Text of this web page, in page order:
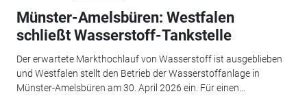
Münster-Amelsbüren: Westfalen
schließt Wasserstoff-Tankstelle
Der erwartete Markthochlauf von Wasserstoff ist ausgeblieben
und Westfalen stellt den Betrieb der Wasserstoffanlage in
Münster-Amelsbüren am 30. April 2026 ein. Für einen...